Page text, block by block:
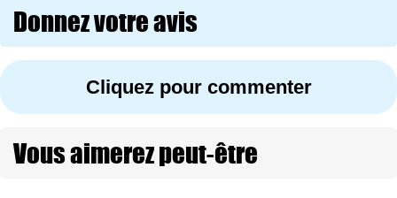
Donnez votre avis
Cliquez pour commenter
Vous aimerez peut-être